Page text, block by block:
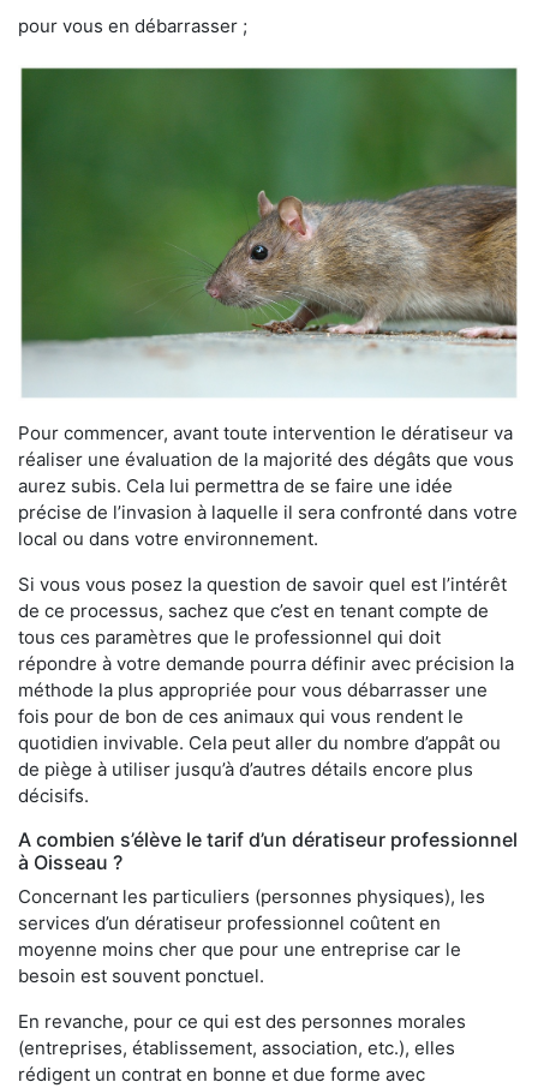
pour vous en débarrasser ;
Pour commencer, avant toute intervention le dératiseur va
réaliser une évaluation de la majorité des dégâts que vous
aurez subis. Cela lui permettra de se faire une idée
précise de l’invasion à laquelle il sera confronté dans votre
local ou dans votre environnement.
Si vous vous posez la question de savoir quel est l’intérêt
de ce processus, sachez que c’est en tenant compte de
tous ces paramètres que le professionnel qui doit
répondre à votre demande pourra définir avec précision la
méthode la plus appropriée pour vous débarrasser une
fois pour de bon de ces animaux qui vous rendent le
quotidien invivable. Cela peut aller du nombre d’appât ou
de piège à utiliser jusqu’à d’autres détails encore plus
décisifs.
A combien s’élève le tarif d’un dératiseur professionnel
à Oisseau ?
Concernant les particuliers (personnes physiques), les
services d’un dératiseur professionnel coûtent en
moyenne moins cher que pour une entreprise car le
besoin est souvent ponctuel.
En revanche, pour ce qui est des personnes morales
(entreprises, établissement, association, etc.), elles
rédigent un contrat en bonne et due forme avec